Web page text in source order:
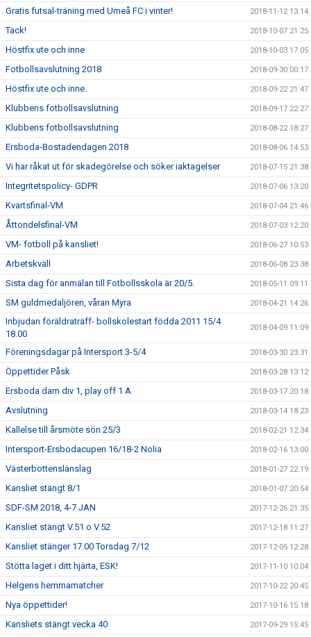
Gratis futsal-träning med Umeå FC i vinter! 2018-11-12 13:14
Tack! 2018-10-07 21:25
Höstfix ute och inne 2018-10-03 17:05
Fotbollsavslutning 2018 2018-09-30 00:17
Höstfix ute och inne. 2018-09-22 21:47
Klubbens fotbollsavslutning 2018-09-17 22:27
Klubbens fotbollsavslutning 2018-08-22 18:27
Ersboda-Bostadendagen 2018 2018-08-06 14:53
Vi har råkat ut för skadegörelse och söker iaktagelser 2018-07-15 21:38
Integritetspolicy- GDPR 2018-07-06 13:20
Kvartsfinal-VM 2018-07-04 21:46
Åttondelsfinal-VM 2018-07-03 12:20
VM- fotboll på kansliet! 2018-06-27 10:53
Arbetskväll 2018-06-08 23:38
Sista dag för anmälan till Fotbollsskola är 20/5. 2018-05-11 09:11
SM guldmedaljören, våran Myra 2018-04-21 14:26
Inbjudan föräldraträff- bollskolestart födda 2011 15/4
18.00
2018-04-09 11:09
Föreningsdagar på Intersport 3-5/4 2018-03-30 23:31
Öppettider Påsk 2018-03-28 13:12
Ersboda dam div 1, play off 1 A 2018-03-17 20:18
Avslutning 2018-03-14 18:23
Kallelse till årsmöte sön 25/3 2018-02-21 12:34
Intersport-Ersbodacupen 16/18-2 Nolia 2018-02-16 13:00
Västerbottenslänslag 2018-01-27 22:19
Kansliet stängt 8/1 2018-01-07 20:54
SDF-SM 2018, 4-7 JAN 2017-12-26 21:35
Kansliet stängt V.51 o V.52 2017-12-18 11:27
Kansliet stänger 17.00 Torsdag 7/12 2017-12-05 12:28
Stötta laget i ditt hjärta, ESK! 2017-11-10 10:04
Helgens hemmamatcher 2017-10-22 20:45
Nya öppettider! 2017-10-16 15:18
Kansliets stängt vecka 40 2017-09-29 15:45